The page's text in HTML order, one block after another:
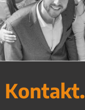
Kontakt.